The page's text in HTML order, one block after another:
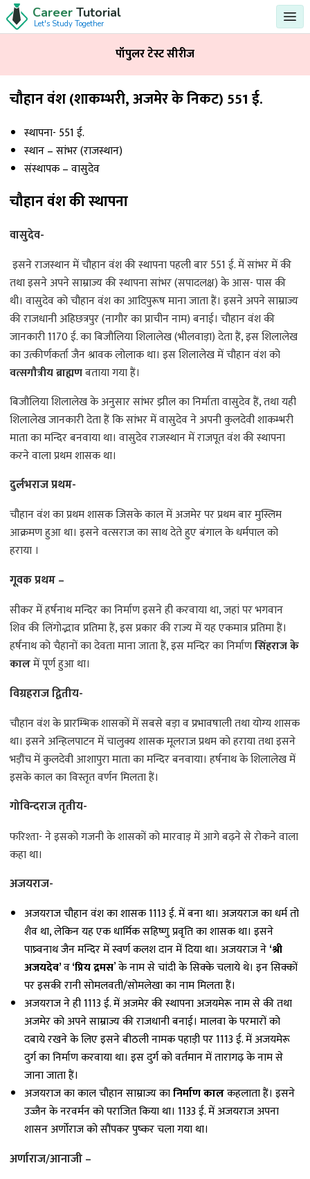
Career Tutorial
Let's Study Together
चौहान वंश (शाकम्भरी, अजमेर के निकट) 551 ई.
स्थापना- 551 ई.
स्थान – सांभर (राजस्थान)
संस्थापक – वासुदेव
चौहान वंश की स्‍थापना
वासुदेव-
इसने राजस्थान में चौहान वंश की स्थापना पहली बार 551 ई. में सांभर में की
तथा इसने अपने साम्राज्य की स्थापना सांभर (सपादलक्ष) के आस- पास की
थी। वासुदेव को चौहान वंश का आदिपुरूष माना जाता हैं। इसने अपने साम्राज्य
की राजधानी अहिछत्रपुर (नागौर का प्राचीन नाम) बनाई। चौहान वंश की
जानकारी 1170 ई. का बिजौलिया शिलालेख (भीलवाड़ा) देता हैं, इस शिलालेख
का उत्कीर्णकर्ता जैन श्रावक लोलाक था। इस शिलालेख में चौहान वंश को
वत्सगौत्रीय ब्राह्मणबताया गया हैं।
बिजौलिया शिलालेख के अनुसार सांभर झील का निर्माता वासुदेव हैं, तथा यही
शिलालेख जानकारी देता हैं कि सांभर में वासुदेव ने अपनी कुलदेवी शाकम्भरी
माता का मन्दिर बनवाया था। वासुदेव राजस्थान में राजपूत वंश की स्थापना
करने वाला प्रथम शासक था।
दुर्लभराज प्रथम-
चौहान वंश का प्रथम शासक जिसके काल में अजमेर पर प्रथम बार मुस्लिम
आक्रमण हुआ था। इसने वत्सराज का साथ देते हुए बंगाल के धर्मपाल को
हराया ।
गूवक प्रथम –
सीकर में हर्षनाथ मन्दिर का निर्माण इसने ही करवाया था, जहां पर भगवान
शिव की लिंगोद्भाव प्रतिमा हैं, इस प्रकार की राज्य में यह एकमात्र प्रतिमा हैं।
हर्षनाथ को चैहानों का देवता माना जाता हैं, इस मन्दिर का निर्माणसिंहराज के
कालमें पूर्ण हुआ था।
विग्रहराज द्वितीय-
चौहान वंश के प्रारम्भिक शासकों में सबसे बड़ा व प्रभावषाली तथा योग्य शासक
था। इसने अन्हिलपाटन में चालुक्य शासक मूलराज प्रथम को हराया तथा इसने
भड़ौंच में कुलदेवी आशापुरा माता का मन्दिर बनवाया। हर्षनाथ के शिलालेख में
इसके काल का विस्तृत वर्णन मिलता हैं।
गोविन्दराज तृतीय-
फरिश्ता- ने इसको गजनी के शासकों को मारवाड़ में आगे बढ़ने से रोकने वाला
कहा था।
अजयराज-
अजयराज चौहान वंश का शासक 1113 ई. में बना था। अजयराज का धर्म तो
शैव था, लेकिन यह एक धार्मिक सहिष्णु प्रवृति का शासक था। इसने
पाष्र्वनाथ जैन मन्दिर में स्वर्ण कलश दान में दिया था। अजयराज ने‘श्री
अजयदेव’व‘प्रिय द्रमस’ के नाम से चांदी के सिक्के चलाये थे। इन सिक्कों
पर इसकी रानी सोमलवती/सोमलेखा का नाम मिलता हैं।
अजयराज ने ही 1113 ई. में अजमेर की स्थापना अजयमेरू नाम से की तथा
अजमेर को अपने साम्राज्य की राजधानी बनाई। मालवा के परमारों को
दबाये रखने के लिए इसने बीठली नामक पहाड़ी पर 1113 ई. में अजयमेरू
दुर्ग का निर्माण करवाया था। इस दुर्ग को वर्तमान में तारागढ़ के नाम से
जाना जाता हैं।
अजयराज का काल चौहान साम्राज्य कानिर्माण कालकहलाता हैं। इसने
उज्जैन के नरवर्मन को पराजित किया था। 1133 ई. में अजयराज अपना
शासन अर्णाेराज को सौंपकर पुष्कर चला गया था।
अर्णाराज/आनाजी –
पॉपुलर टेस्ट सीरीज